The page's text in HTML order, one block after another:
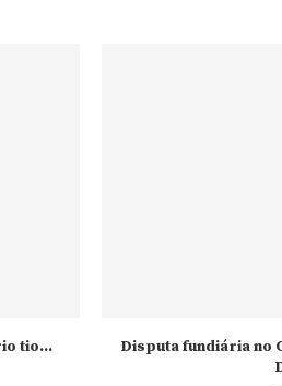
tio...
Disputa fundiária no